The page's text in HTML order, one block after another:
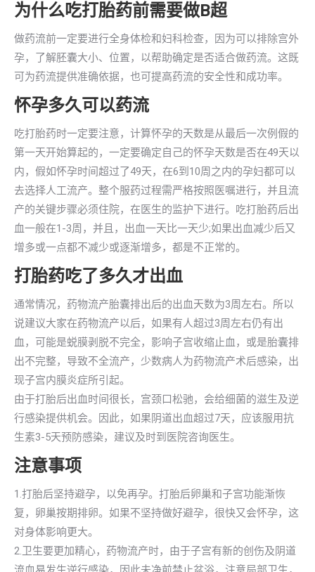
为什么吃打胎药前需要做B超
做药流前一定要进行全身体检和妇科检查，因为可以排除宫外
孕，了解胚囊大小、位置，以帮助确定是否适合做药流。这既
可为药流提供准确依据，也可提高药流的安全性和成功率。
怀孕多久可以药流
吃打胎药时一定要注意，计算怀孕的天数是从最后一次例假的
第一天开始算起的，一定要确定自己的怀孕天数是否在49天以
内，假如怀孕时间超过了49天，在6到10周之内的孕妇都可以
去选择人工流产。整个服药过程需严格按照医嘱进行，并且流
产的关键步骤必须住院，在医生的监护下进行。吃打胎药后出
血一般在1-3周，并且，出血一天比一天少;如果出血减少后又
增多或一点都不减少或逐渐增多，都是不正常的。
打胎药吃了多久才出血
通常情况，药物流产胎囊排出后的出血天数为3周左右。所以
说建议大家在药物流产以后，如果有人超过3周左右仍有出
血，可能是蜕膜剥脱不完全，影响子宫收缩止血，或是胎囊排
出不完整，导致不全流产，少数病人为药物流产术后感染，出
现子宫内膜炎症所引起。
由于打胎后出血时间很长，宫颈口松驰，会给细菌的滋生及逆
行感染提供机会。因此，如果阴道出血超过7天，应该服用抗
生素3-5天预防感染，建议及时到医院咨询医生。
注意事项
1.打胎后坚持避孕，以免再孕。打胎后卵巢和子宫功能渐恢
复，卵巢按期排卵。如果不坚持做好避孕，很快又会怀孕，这
对身体影响更大。
2.卫生要更加精心，药物流产时，由于子宫有新的创伤及阴道